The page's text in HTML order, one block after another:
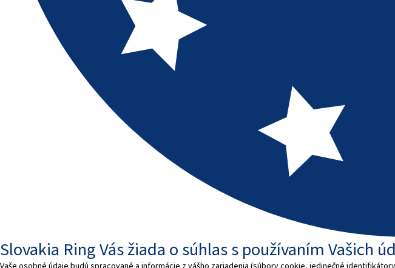
Slovakia Ring Vás žiada o súhlas s používaním Vašich